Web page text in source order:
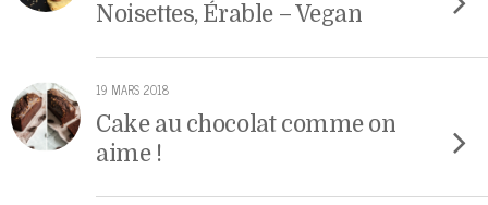
Noisettes, Érable – Vegan
19 MARS 2018
Cake au chocolat comme on
aime !